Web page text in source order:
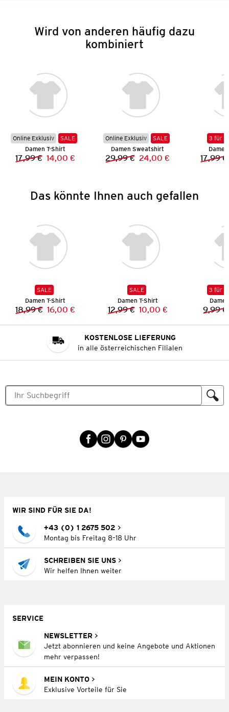
Wird von anderen häufig dazu
kombiniert
Online Exklusiv
SALE
Damen T-Shirt
Vorheriger Preis:
17,99 € Neuer Preis:
14,00 €
Online Exklusiv
SALE
Damen Sweatshirt
Vorheriger Preis:
29,99 € Neuer Preis:
24,00 €
3 für 2
17,99 €
Das könnte Ihnen auch gefallen
SALE
Damen T-Shirt
Vorheriger Preis:
18,99 € Neuer Preis:
16,00 €
SALE
Damen T-Shirt
Vorheriger Preis:
12,99 € Neuer Preis:
10,00 €
3 für 2
9,99 €
KOSTENLOSE LIEFERUNG
in alle österreichischen Filialen
WIR SIND FÜR SIE DA!
+43 (0) 1 2675 502
Montag bis Freitag 8–18 Uhr
SCHREIBEN SIE UNS
Wir helfen Ihnen weiter
SERVICE
NEWSLETTER
Jetzt abonnieren und keine Angebote und Aktionen
mehr verpassen!
MEIN KONTO
Exklusive Vorteile für Sie